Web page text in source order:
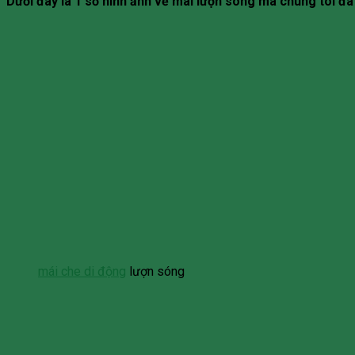
mái che di động lượn sóng